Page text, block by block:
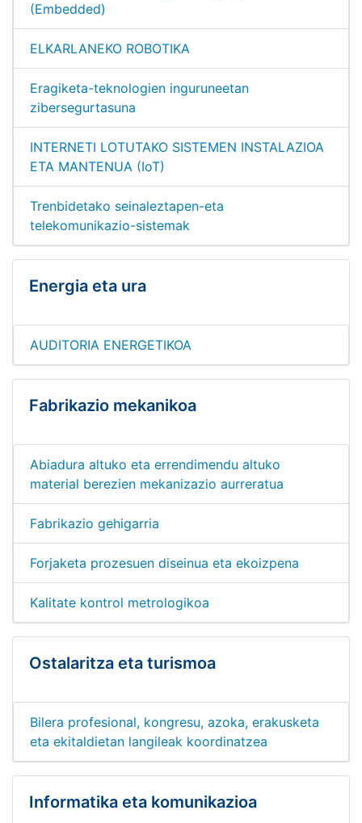
(Embedded)
ELKARLANEKO ROBOTIKA
Eragiketa-teknologien inguruneetan
zibersegurtasuna
INTERNETI LOTUTAKO SISTEMEN INSTALAZIOA
ETA MANTENUA (IoT)
Trenbidetako seinaleztapen-eta
telekomunikazio-sistemak
Energia eta ura
AUDITORIA ENERGETIKOA
Fabrikazio mekanikoa
Abiadura altuko eta errendimendu altuko
material berezien mekanizazio aurreratua
Fabrikazio gehigarria
Forjaketa prozesuen diseinua eta ekoizpena
Kalitate kontrol metrologikoa
Ostalaritza eta turismoa
Bilera profesional, kongresu, azoka, erakusketa
eta ekitaldietan langileak koordinatzea
Informatika eta komunikazioa